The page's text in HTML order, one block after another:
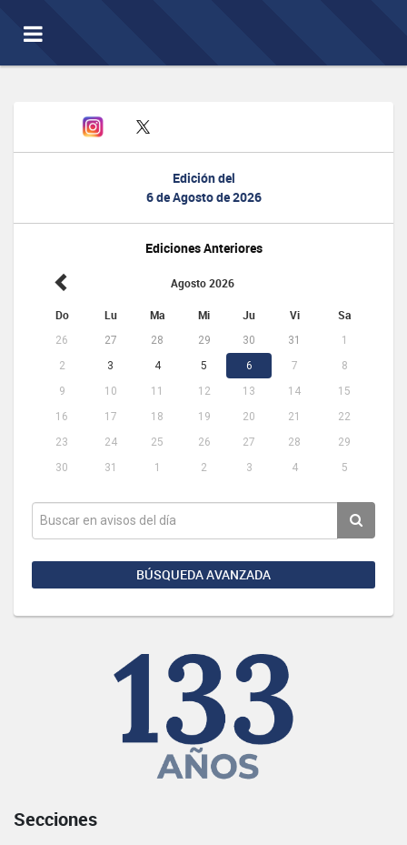
Toggle
navigation
Edición del
6 de Agosto de 2026
Ediciones Anteriores
Agosto 2026
Do Lu Ma Mi Ju Vi Sa
26 27 28 29 30 31
1
2
3 4 5 6 7
8
9
10 11 12 13 14
15
16
17 18 19 20 21
22
23
24 25 26 27 28
29
30
31 1 2 3 4 5
BÚSQUEDA AVANZADA
Secciones